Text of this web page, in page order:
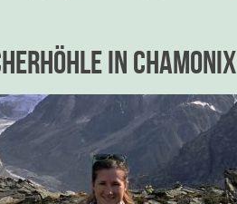
in Chamonix